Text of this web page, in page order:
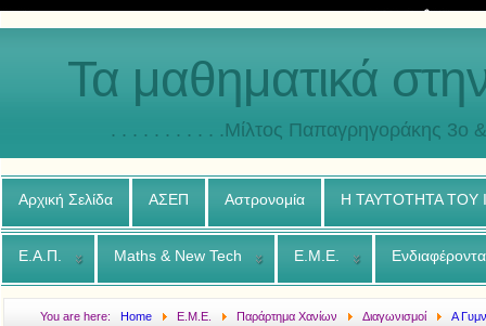
Τα μαθηματικά
. . . . . . . . . . .Μίλτος Παπαγρηγοράκης 3o
Αρχική Σελίδα ΑΣΕΠ Αστρονομία Η ΤΑΥΤΟΤΗΤΑ ΤΟΥ
Ε.Α.Π. Maths & New Tech Ε.Μ.Ε.
You are here:Home Ε.Μ.Ε. Παράρτημα Χανίων Διαγωνισμοί
Α